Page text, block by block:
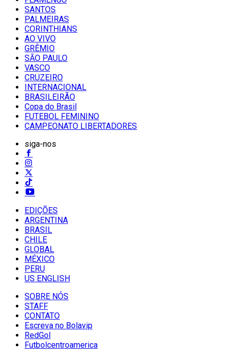
SANTOS
PALMEIRAS
CORINTHIANS
AO VIVO
GRÊMIO
SĀO PAULO
VASCO
CRUZEIRO
INTERNACIONAL
BRASILEIRÃO
Copa do Brasil
FUTEBOL FEMININO
CAMPEONATO LIBERTADORES
siga-nos
EDIÇÕES
ARGENTINA
BRASIL
CHILE
GLOBAL
MÉXICO
PERU
US ENGLISH
SOBRE NÓS
STAFF
CONTATO
Escreva no Bolavip
RedGol
Futbolcentroamerica